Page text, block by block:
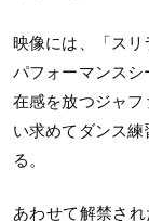
映像には、「ス
パフォーマンス
在感を放つジャフ
い求めてダンス
る。
あわせて解禁さ